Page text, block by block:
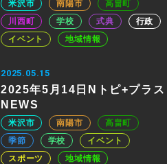
米沢市 南陽市
高畠町
川西町
学校 式典
行政
イベント
地域情報
2025.05.15
2025年5月14日Nトピ+プラス
NEWS
米沢市 南陽市
高畠町
季節
学校
イベント
スポーツ
地域情報